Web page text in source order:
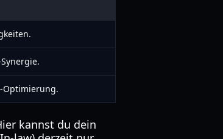
Optimierung.
kannst du dein